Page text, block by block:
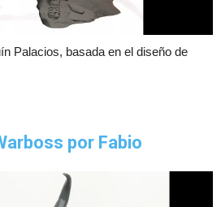
Palacios, basada en el diseño de
por Fabio